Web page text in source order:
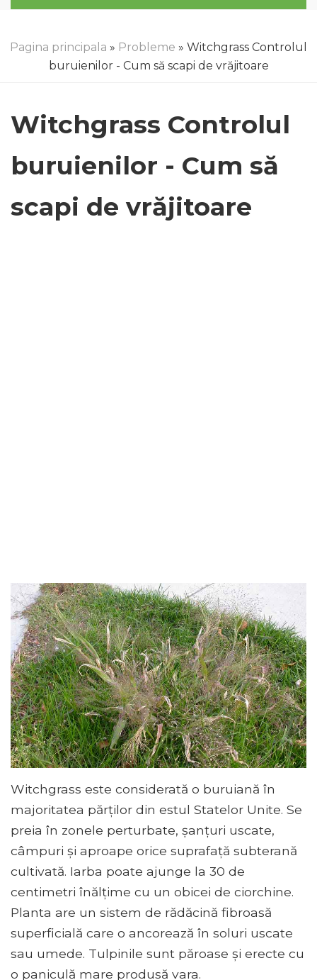
Pagina principala » Probleme » Witchgrass Controlul
buruienilor - Cum să scapi de vrăjitoare
Witchgrass Controlul
buruienilor - Cum să
scapi de vrăjitoare
Witchgrass este considerată o buruiană în
majoritatea părților din estul Statelor Unite. Se
preia în zonele perturbate, șanțuri uscate,
câmpuri și aproape orice suprafață subterană
cultivată. Iarba poate ajunge la 30 de
centimetri înălțime cu un obicei de ciorchine.
Planta are un sistem de rădăcină fibroasă
superficială care o ancorează în soluri uscate
sau umede. Tulpinile sunt păroase și erecte cu
o paniculă mare produsă vara.